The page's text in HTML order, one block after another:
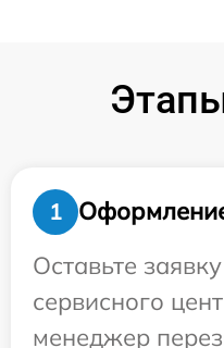
1
Оставьте
сервисного
менеджер